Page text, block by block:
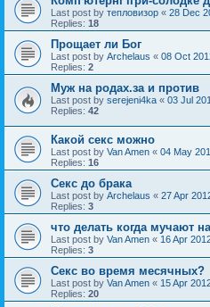
Last post by тепловизор « 28 Dec
Replies: 18
Прощает ли Бог
Last post by Archelaus « 08 Oct
Replies: 2
Муж на родах.за и против
Last post by serejeni4ka « 03 Jul
Replies: 42
Какой секс можно
Last post by Van Amen « 04 May
Replies: 16
Секс до брака
Last post by Archelaus « 27 Apr
Replies: 3
что делать когда мучают
Last post by Van Amen « 16 Apr
Replies: 3
Секс во время месячных?
Last post by Van Amen « 15 Apr
Replies: 20